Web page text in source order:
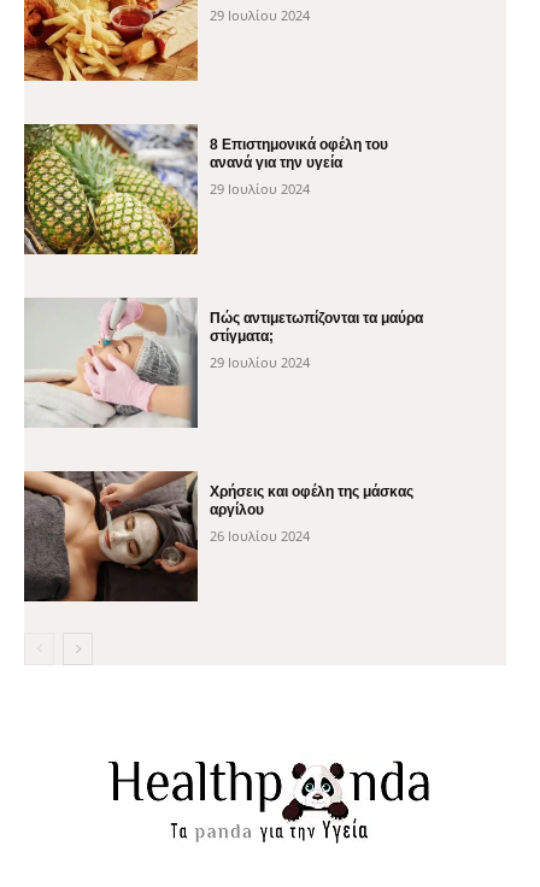
29 Ιουλίου 2024
8 Επιστημονικά οφέλη του
ανανά για την υγεία
29 Ιουλίου 2024
Πώς αντιμετωπίζονται τα μαύρα
στίγματα;
29 Ιουλίου 2024
Χρήσεις και οφέλη της μάσκας
αργίλου
26 Ιουλίου 2024